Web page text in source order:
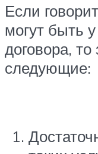
Если
могут быть
договора,
следующие: